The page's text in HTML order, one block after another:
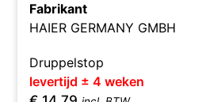
Fabrikant
HAIER GERMANY GMBH
Druppelstop
levertijd ± 4 weken